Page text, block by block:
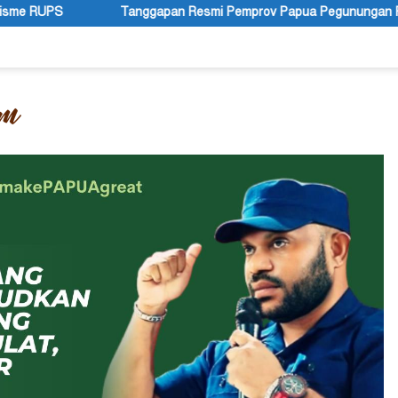
Resmi Pemprov Papua Pegunungan Pasca Gubernur Dr John